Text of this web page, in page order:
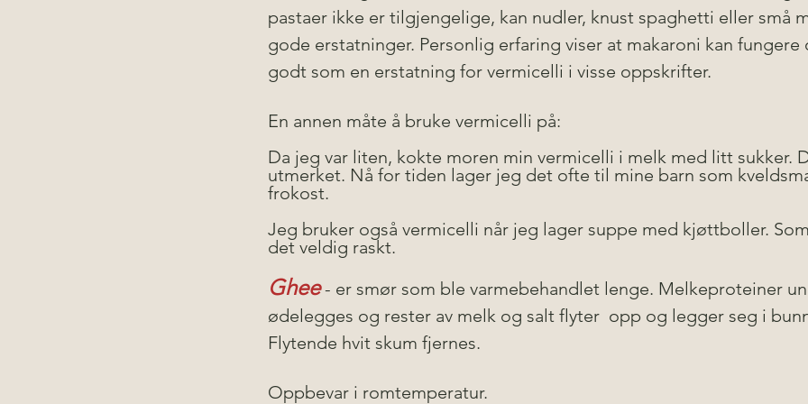
pastaer ikke er tilgjengelige, kan nudler, knust spaghetti eller små
gode erstatninger. Personlig erfaring viser at makaroni kan
godt som en erstatning for vermicelli i visse oppskrifter.
En annen måte å bruke vermicelli på:
Da jeg var liten, kokte moren min vermicelli i melk med litt sukker.
utmerket. Nå for tiden lager jeg det ofte til mine barn som
frokost.
Jeg bruker også vermicelli når jeg lager suppe med kjøttboller.
det veldig raskt.
Ghee - er smør som ble varmebehandlet lenge. Melkeproteiner
ødelegges og rester av melk og salt flyter  opp og legger seg i
Flytende hvit skum fjernes.
Oppbevar i romtemperatur.